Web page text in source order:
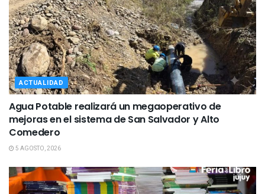
ACTUALIDAD
Agua Potable realizará un megaoperativo de
mejoras en el sistema de San Salvador y Alto
Comedero
5 AGOSTO, 2026